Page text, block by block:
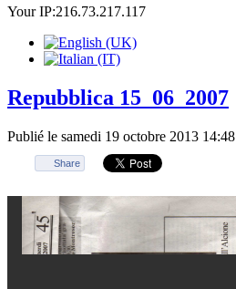
Your IP:216.73.217.117
Repubblica 15_06_2007
Publié le samedi 19 octobre 2013 14:48
Share